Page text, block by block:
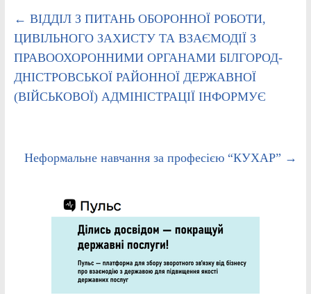
← ВІДДІЛ З ПИТАНЬ ОБОРОННОЇ РОБОТИ,
ЦИВІЛЬНОГО ЗАХИСТУ ТА ВЗАЄМОДІЇ З
ПРАВООХОРОННИМИ ОРГАНАМИ БІЛГОРОД-
ДНІСТРОВСЬКОЇ РАЙОННОЇ ДЕРЖАВНОЇ
(ВІЙСЬКОВОЇ) АДМІНІСТРАЦІЇ ІНФОРМУЄ
Неформальне навчання за професією “КУХАР” →